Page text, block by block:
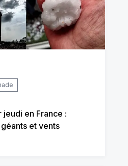
en France :
et vents